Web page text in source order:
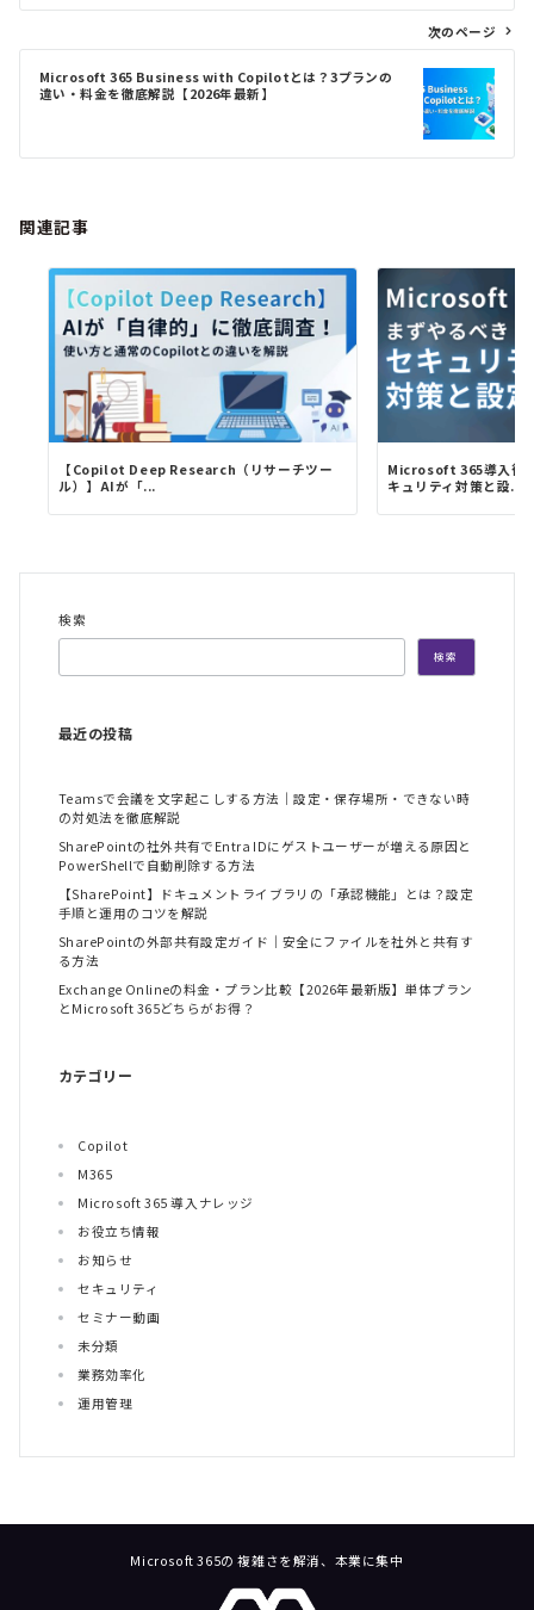
ゲ
ー
次のページ
Microsoft 365 Business with Copilotとは？3プランの
違い・料金を徹底解説【2026年最新】
関連記事
【Copilot Deep Research（リサーチツー
ル）】AIが「...
Microsoft 365導入後
キュリティ対策と設...
検索
検索
最近の投稿
Teamsで会議を文字起こしする方法｜設定・保存場所・できない時
の対処法を徹底解説
SharePointの社外共有でEntra IDにゲストユーザーが増える原因と
PowerShellで自動削除する方法
【SharePoint】ドキュメントライブラリの「承認機能」とは？設定
手順と運用のコツを解説
SharePointの外部共有設定ガイド｜安全にファイルを社外と共有す
る方法
Exchange Onlineの料金・プラン比較【2026年最新版】単体プラン
とMicrosoft 365どちらがお得？
カテゴリー
Copilot
M365
Microsoft 365 導入ナレッジ
お役立ち情報
お知らせ
セキュリティ
セミナー動画
未分類
業務効率化
運用管理
Microsoft 365の 複雑さを解消、本業に集中